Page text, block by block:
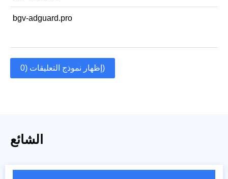
bgv-adguard.pro
إظهار نموذج التعليقات (0)
الشائع